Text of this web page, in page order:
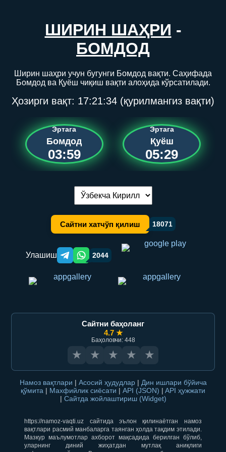
ШИРИН ШАҲРИ -
БОМДОД
Ширин шаҳри учун бугунги Бомдод вақти. Саҳифада
Бомдод ва Қуёш чиқиш вақти алоҳида кўрсатилади.
Ҳозирги вақт: 17:21:34 (қурилмангиз вақти)
Эртага
Бомдод
03:59
Эртага
Қуёш
05:29
Тилни алмаштириш:
Сайтни хатчўп қилиш 18071
Улашиш Telegram orqali ulashish
WhatsApp orqali ulashish
2044
Сайтни баҳоланг
4.7 ★
Баҳоловчи: 448
★ ★ ★ ★ ★
Намоз вақтлари | Асосий ҳудудлар | Дин ишлари бўйича
қўмита | Махфийлик сиёсати | API (JSON) | API ҳужжати
| Сайтда жойлаштириш (Widget)
https://namoz-vaqti.uz сайтида эълон қилинаётган намоз
вақтлари расмий манбаларга таянган ҳолда тақдим этилади.
Мазкур маълумотлар ахборот мақсадида берилган бўлиб,
уларнинг диний жиҳатдан мутлақ аниқлиги